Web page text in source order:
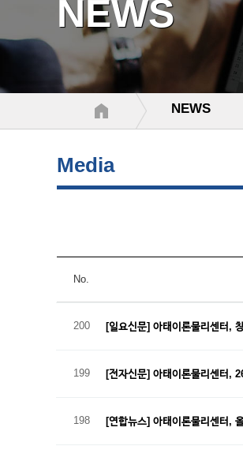
NEWS
NEWS
Media
No.
200 [일요신문] 아태이론물리센터,
199 [전자신문] 아태이론물리센터,
198 [연합뉴스] 아태이론물리센터,